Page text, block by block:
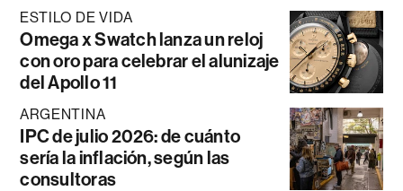
ESTILO DE VIDA
Omega x Swatch lanza un reloj
con oro para celebrar el alunizaje
del Apollo 11
ARGENTINA
IPC de julio 2026: de cuánto
sería la inflación, según las
consultoras